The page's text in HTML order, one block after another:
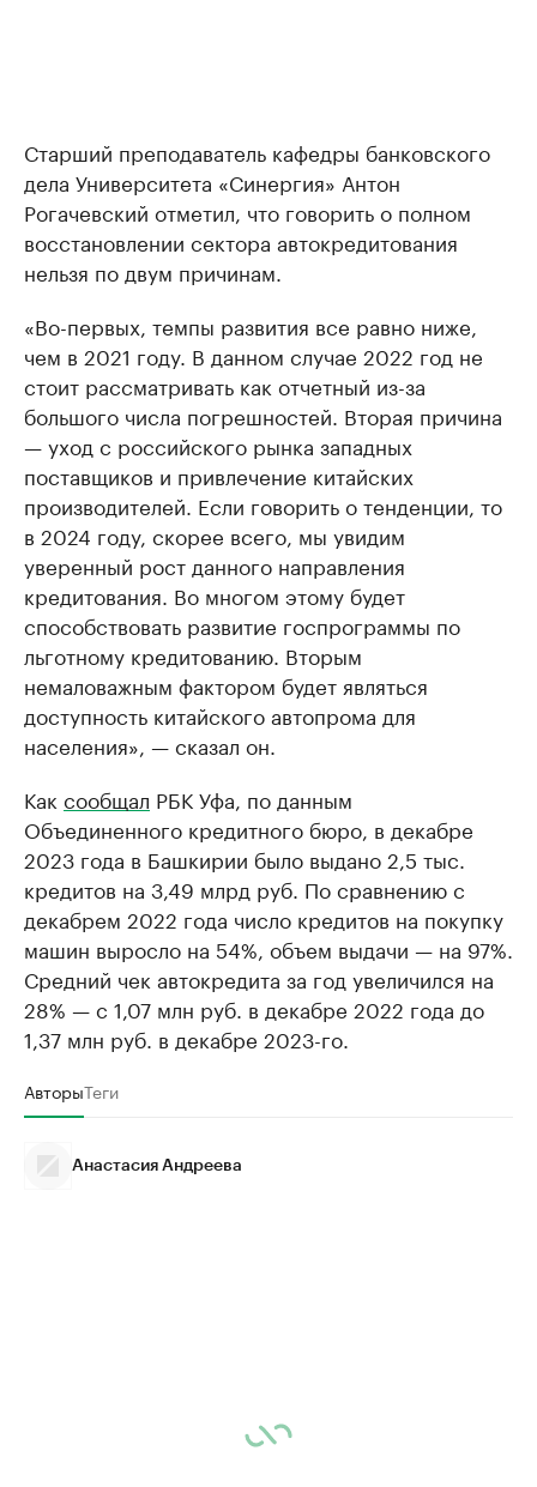
Старший преподаватель кафедры банковского
дела Университета «Синергия» Антон
Рогачевский отметил, что говорить о полном
восстановлении сектора автокредитования
нельзя по двум причинам.
«Во-первых, темпы развития все равно ниже,
чем в 2021 году. В данном случае 2022 год не
стоит рассматривать как отчетный из-за
большого числа погрешностей. Вторая причина
— уход с российского рынка западных
поставщиков и привлечение китайских
производителей. Если говорить о тенденции, то
в 2024 году, скорее всего, мы увидим
уверенный рост данного направления
кредитования. Во многом этому будет
способствовать развитие госпрограммы по
льготному кредитованию. Вторым
немаловажным фактором будет являться
доступность китайского автопрома для
населения», — сказал он.
Как сообщал РБК Уфа, по данным
Объединенного кредитного бюро, в декабре
2023 года в Башкирии было выдано 2,5 тыс.
кредитов на 3,49 млрд руб. По сравнению с
декабрем 2022 года число кредитов на покупку
машин выросло на 54%, объем выдачи — на 97%.
Средний чек автокредита за год увеличился на
28% — с 1,07 млн руб. в декабре 2022 года до
1,37 млн руб. в декабре 2023-го.
АвторыТеги
Анастасия Андреева